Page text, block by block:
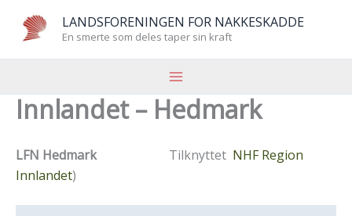
LANDSFORENINGEN FOR NAKKESKADDE
En smerte som deles taper sin kraft
Innlandet – Hedmark
LFN Hedmark Tilknyttet NHF Region
Innlandet)